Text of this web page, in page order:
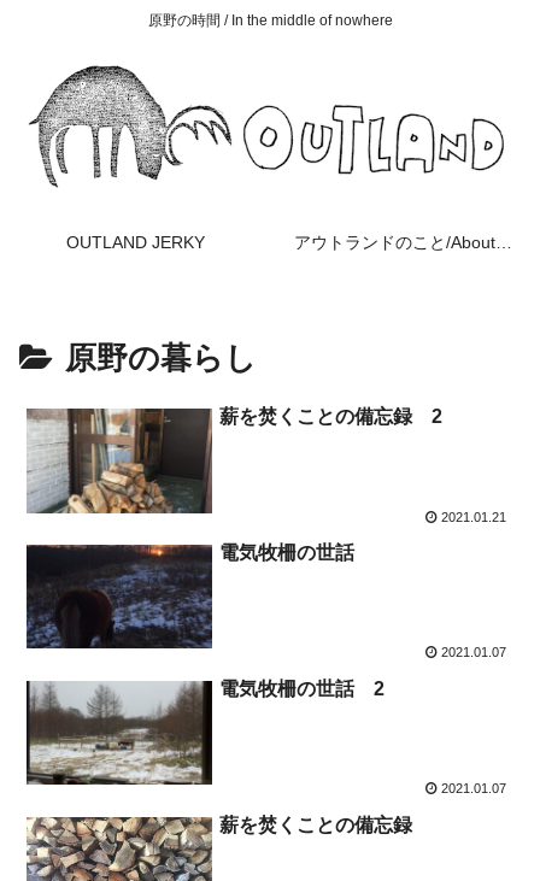
原野の時間 / In the middle of nowhere
OUTLAND JERKY アウトランドのこと/About OUTLAND
原野の暮らし
薪を焚くことの備忘録 2
2021.01.21
電気牧柵の世話
2021.01.07
電気牧柵の世話 2
2021.01.07
薪を焚くことの備忘録